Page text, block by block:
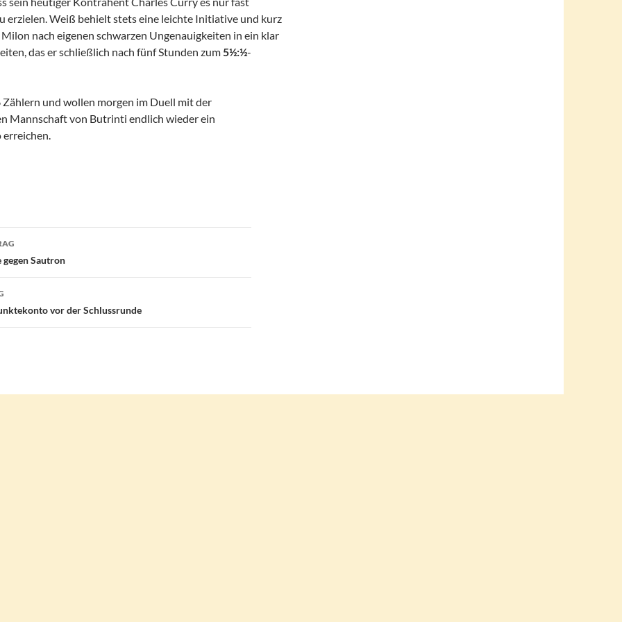
erzielen. Weiß behielt stets eine leichte Initiative und kurz
nach eigenen schwarzen Ungenauigkeiten in ein klar
das er schließlich nach fünf Stunden zum5½:½-
und wollen morgen im Duell mit der
Mannschaft von Butrinti endlich wieder ein
erreichen.
Sautron
vor der Schlussrunde